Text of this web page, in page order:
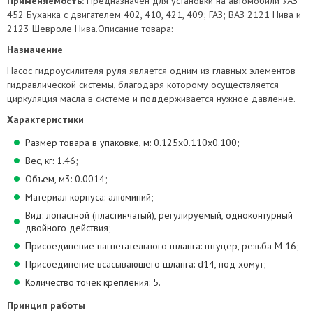
452 Буханка с двигателем 402, 410, 421, 409; ГАЗ; ВАЗ 2121 Нива и
2123 Шевроле Нива.Описание товара:
Назначение
Насос гидроусилителя руля является одним из главных элементов
гидравлической системы, благодаря которому осуществляется
циркуляция масла в системе и поддерживается нужное давление.
Характеристики
Размер товара в упаковке, м: 0.125х0.110х0.100;
Вес, кг: 1.46;
Объем, м3: 0.0014;
Материал корпуса: алюминий;
Вид: лопастной (пластинчатый), регулируемый, одноконтурный
двойного действия;
Присоединение нагнетательного шланга: штуцер, резьба М 16;
Присоединение всасывающего шланга: d14, под хомут;
Количество точек крепления: 5.
Принцип работы